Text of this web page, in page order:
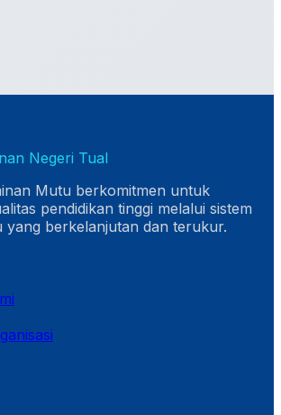
Negeri Tual
Mutu berkomitmen untuk
pendidikan tinggi melalui sistem
yang berkelanjutan dan terukur.